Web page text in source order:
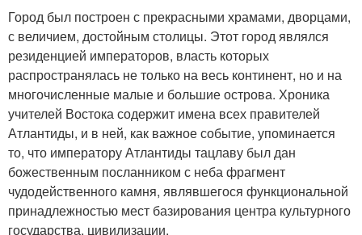
Город был построен с прекрасными храмами, дворцами,
с величием, достойным столицы. Этот город являлся
резиденцией императоров, власть которых
распространялась не только на весь континент, но и на
многочисленные малые и большие острова. Хроника
учителей Востока содержит имена всех правителей
Атлантиды, и в ней, как важное событие, упоминается
то, что императору Атлантиды тацлаву был дан
божественным посланником с неба фрагмент
чудодейственного камня, являвшегося функциональной
принадлежностью мест базирования центра культурного
государства, цивилизации.